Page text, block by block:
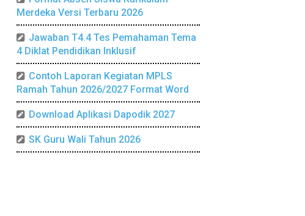
Merdeka Versi Terbaru 2026
Jawaban T4.4 Tes Pemahaman Tema
4 Diklat Pendidikan Inklusif
Contoh Laporan Kegiatan MPLS
Ramah Tahun 2026/2027 Format Word
Download Aplikasi Dapodik 2027
SK Guru Wali Tahun 2026